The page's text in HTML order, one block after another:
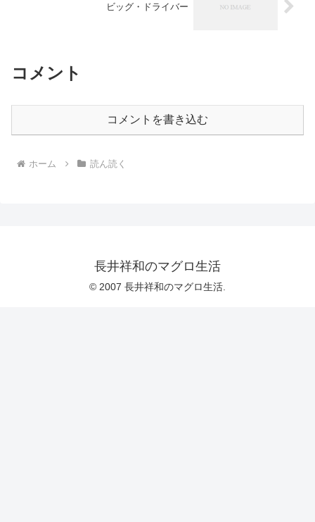
ビッグ・ドライバー
コメント
コメントを書き込む
ホーム 読ん読く
長井祥和のマグロ生活
© 2007 長井祥和のマグロ生活.